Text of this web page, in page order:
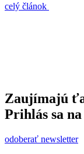
celý článok
Zaujímajú
Prihlás sa
odoberať newsletter